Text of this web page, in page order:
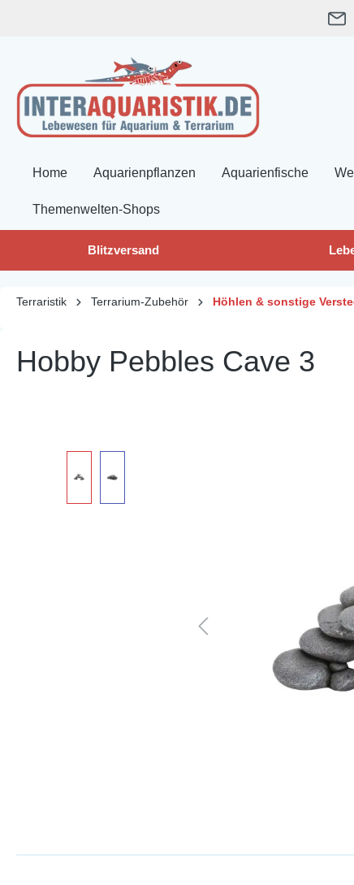
Home Aquarienpflanzen Aquarienfische
Themenwelten-Shops
Blitzversand
Terraristik Terrarium-Zubehör Höhlen & sonstige
Hobby Pebbles Cave 3